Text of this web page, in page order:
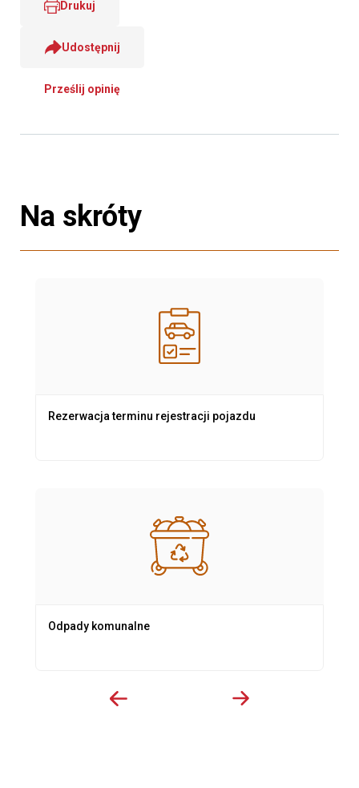
Drukuj
Udostępnij
Prześlij opinię
Na skróty
Rezerwacja terminu rejestracji pojazdu
Odpady komunalne